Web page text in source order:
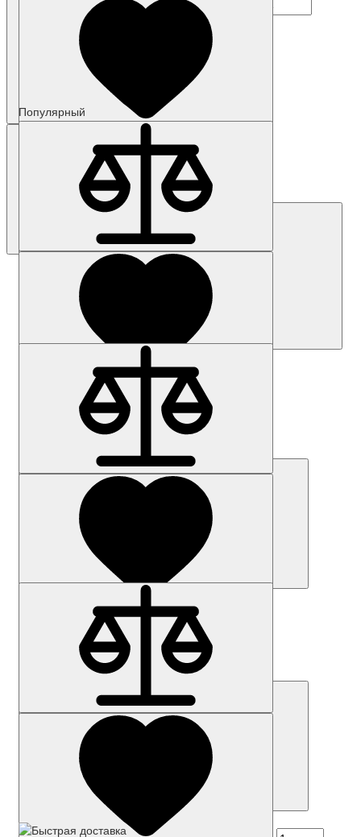
Код товара: 5630-01
6AG4112-2DS23-1BX3
Цена по запросу
Популярный
Наличие: уточняйте
Код товара: 12240-01
6SL3224-0BE23-0UA0
Наличие: уточняйте
Код товара: 49223-01
6SY7000-0AC07